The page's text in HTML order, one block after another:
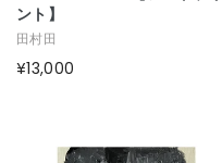
ント】
田村田
¥13,000